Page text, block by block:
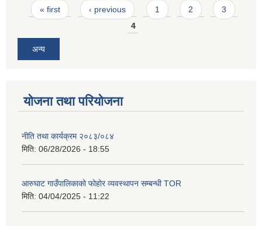
Pages
« first ‹ previous 1 2
3
4
अन्य
योजना तथा परियोजना
नीति तथा कार्यक्रम २०८३/०८४
मिति: 06/28/2026 - 18:55
आरुघाट गाउँपालिकाको फोहोर व्यवस्थापन सम्बन्धी TOR
मिति: 04/04/2025 - 11:22